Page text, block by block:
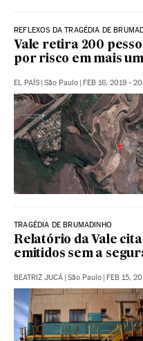
REFLEXOS DA TRAGÉDIA DE
Vale retira 200
por risco em mais
EL PAÍS | São Paulo | FEB 16, 2019 -
TRAGÉDIA DE BRUMADINHO
Relatório da Vale
emitidos sem a
BEATRIZ JUCÁ | São Paulo | FEB 15,